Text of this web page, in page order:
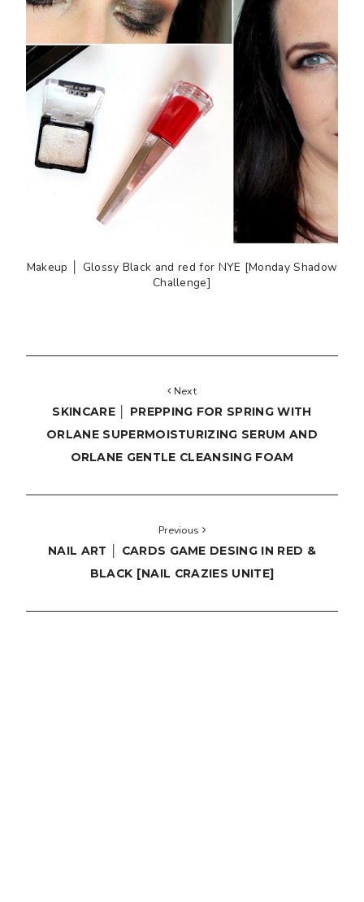
Makeup │ Glossy Black and red for NYE [Monday Shadow
Challenge]
Next
SKINCARE │ PREPPING FOR SPRING WITH
ORLANE SUPERMOISTURIZING SERUM AND
ORLANE GENTLE CLEANSING FOAM
Previous
NAIL ART │ CARDS GAME DESING IN RED &
BLACK [NAIL CRAZIES UNITE]